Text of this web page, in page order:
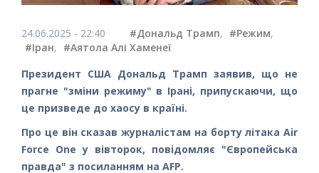
24.06.2025 - 22:40 #Дональд Трамп, #Режим,
#Іран, #Аятола Алі Хаменеї
Президент США Дональд Трамп заявив, що не
прагне "зміни режиму" в Ірані, припускаючи, що
це призведе до хаосу в країні.
Про це він сказав журналістам на борту літака Air
Force One у вівторок, повідомляє "Європейська
правда" з посиланням на AFP.